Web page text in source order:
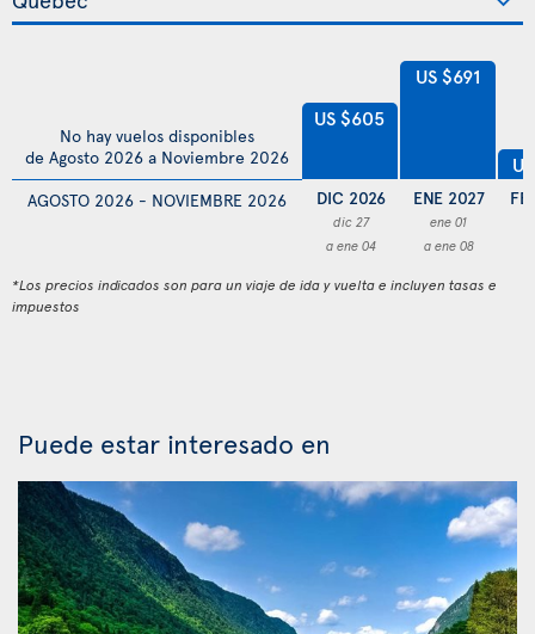
AGOSTO 2026 - NOVIEMBRE 2026
No hay vuelos disponibles
de Agosto 2026 a Noviembre 2026
US $605
DIC 2026
dic 27
a ene 04
US $691
ENE 2027
ene 01
a ene 08
*Los precios indicados son para un viaje de ida y vuelta e incluyen tasas e
impuestos
Puede estar interesado en